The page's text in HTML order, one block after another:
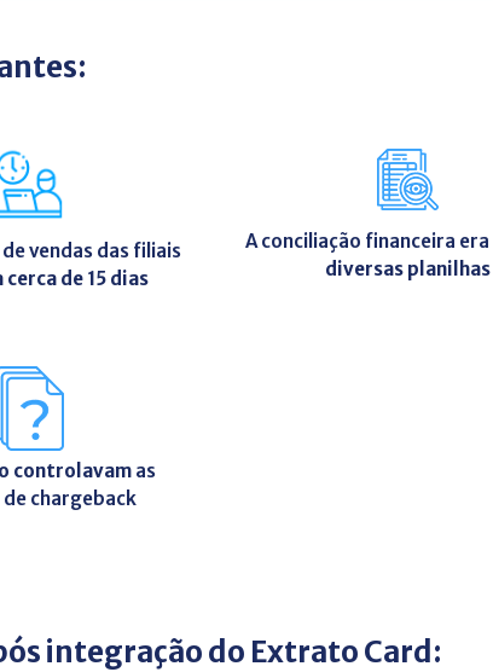
vendas das filiais
de 15 dias
A conciliação financeira era
diversas planilhas
controlavam as
chargeback
integração do Extrato Card: